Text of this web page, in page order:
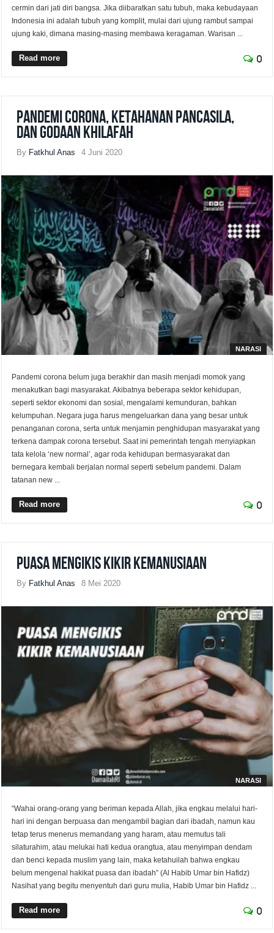
cermin dari jati diri bangsa. Jika diibaratkan satu tubuh, maka kebudayaan
Indonesia ini adalah tubuh yang komplit, mulai dari ujung rambut sampai
ujung kaki, dimana masing-masing membawa keragaman. Warisan ...
Read more 0
Pandemi Corona, Ketahanan Pancasila,
dan Godaan Khilafah
By Fatkhul Anas 4 Juni 2020
NARASI
Pandemi corona belum juga berakhir dan masih menjadi momok yang
menakutkan bagi masyarakat. Akibatnya beberapa sektor kehidupan,
seperti sektor ekonomi dan sosial, mengalami kemunduran, bahkan
kelumpuhan. Negara juga harus mengeluarkan dana yang besar untuk
penanganan corona, serta untuk menjamin penghidupan masyarakat yang
terkena dampak corona tersebut. Saat ini pemerintah tengah menyiapkan
tata kelola ‘new normal’, agar roda kehidupan bermasyarakat dan
bernegara kembali berjalan normal seperti sebelum pandemi. Dalam
tatanan new ...
Read more 0
Puasa Mengikis Kikir Kemanusiaan
By Fatkhul Anas 8 Mei 2020
NARASI
“Wahai orang-orang yang beriman kepada Allah, jika engkau melalui hari-
hari ini dengan berpuasa dan mengambil bagian dari ibadah, namun kau
tetap terus menerus memandang yang haram, atau memutus tali
silaturahim, atau melukai hati kedua orangtua, atau menyimpan dendam
dan benci kepada muslim yang lain, maka ketahuilah bahwa engkau
belum mengenal hakikat puasa dan ibadah” (Al Habib Umar bin Hafidz)
Nasihat yang begitu menyentuh dari guru mulia, Habib Umar bin Hafidz ...
Read more 0